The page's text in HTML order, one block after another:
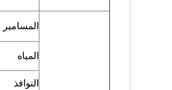
المسامير
المياه
النوافذ